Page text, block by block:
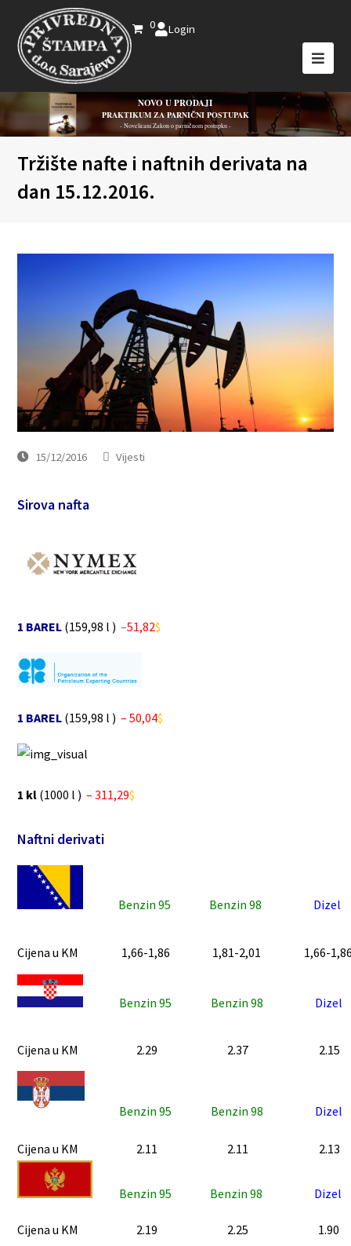
0 Login
NOVO U PRODAJI
PRAKTIKUM ZA PARNIČNI POSTUPAK
- Novelirani Zakon o parničnom postupku -
Tržište nafte i naftnih derivata na
dan 15.12.2016.
15/12/2016 Vijesti
Sirova nafta
1 BAREL (159,98 l ) –51,82$
1 BAREL (159,98 l ) – 50,04$
1 kl (1000 l ) – 311,29$
Naftni derivati
Benzin 95 Benzin 98 Dizel
Cijena u KM 1,66-1,86 1,81-2,01 1,66-
Benzin 95 Benzin 98 Dizel
Cijena u KM 2.29 2.37 2.15
Benzin 95 Benzin 98 Dizel
Cijena u KM 2.11 2.11 2.13
Benzin 95 Benzin 98 Dizel
Cijena u KM 2.19 2.25 1.90